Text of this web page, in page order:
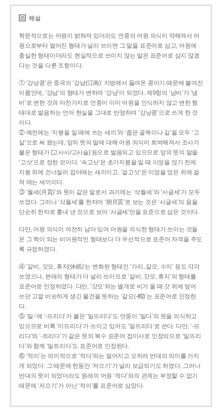
해설
학문적으로는 어원이 밝혀져 있더라도 언중의 어원 의식이 약해져서 어
원으로부터 멀어진 형태가 널리 쓰이면 그 말을 표준어로 삼고, 어원에
충실한 형태이더라도 현실적으로 쓰이지 않는 말은 표준어로 삼지 않겠
다는 것을 다룬 조항이다.
① ‘강낭콩’은 중국의 ‘강남(江南)’ 지방에서 들여온 콩이기 때문에 붙여진
이름인데, ‘강남’의 형태가 변하여 ‘강낭’이 되었다. 제9항의 ‘남비’가 ‘냄
비’로 변한 것과 마찬가지로 언중이 이미 어원을 인식하지 않고 변한 형
태대로 발음하는 언어 현실을 그대로 반영하여 ‘강낭콩’으로 쓰게 한 것
이다.
② 예전에는 ‘지붕을 일 때에 쓰는 새끼’와 ‘좁은 골목이나 길’을 모두 ‘고
샅’으로 써 왔는데, 앞의 뜻의 말에 대해 어원 의식이 희박해져서 조사가
붙은 형태가 [고사시/고사슬] 등으로 발음되고 있으므로 앞의 뜻의 말을
‘고삿’으로 정한 것이다. ‘속고삿’은 초가지붕을 일 때 이엉을 얹기 전에
지붕 위에 건너질러 잡아매는 새끼이고, ‘겉고삿’은 이엉을 얹은 위에 걸
쳐 매는 새끼이다.
③ ‘월세(月貰)’와 뜻이 같은 말로서 과거에는 ‘삭월세’와 ‘사글세’가 모두
쓰였다. 그러나 ‘삭월세’를 한자어 ‘朔月貰’로 보는 것은 ‘사글세’의 음을
단순히 한자로 흉내 낸 것으로 보아 ‘사글세’만을 표준으로 삼은 것이다.
다만, 어원 의식이 여전히 남아 있어 어원을 의식한 형태가 쓰이는 것들
은 그 짝이 되는 비어원적인 형태보다 더 우선적으로 표준어 자격을 주도
록 규정하였다.
④ ‘갈비, 갓모, 휴지(休紙)’는 변화된 형태인 ‘가리, 갈모, 수지’ 등도 각각
쓰였으나, 본래의 형태가 더 널리 쓰이므로 ‘갈비, 갓모, 휴지’의 형태를
표준어로 인정하였다. 다만, ‘갓모’와는 별개로 비가 올 때 갓 위에 덮어
쓰던 고깔 비슷하게 생긴 물건을 뜻하는 ‘갈모(-帽)’는 표준어로 인정한
다.
⑤ ‘밀-’에 ‘-뜨리다’가 붙은 ‘밀뜨리다’도 언중이 ‘밀다’의 뜻을 의식하고
있으므로 비록 ‘미뜨리다’가 쓰이고 있어도 ‘밀뜨리다’로 쓴다. 다만, ‘-뜨
리다’와 ‘-트리다’가 같은 뜻의 복수 표준어 접미사로 인정되므로 ‘밀뜨리
다’와 함께 ‘밀트리다’도 표준어로 인정된다.
⑥ ‘적이’는 의미적으로 ‘적다’와는 멀어지고 오히려 반대의 의미를 가지
게 되었다. 그 때문에 한동안 ‘저으기’가 널리 보급되기도 하였다. 그러나
반대의 뜻이 되었더라도 원래의 어원 ‘적다’와의 관계는 부정할 수 없기
때문에 ‘저으기’가 아닌 ‘적이’를 표준어로 삼았다.